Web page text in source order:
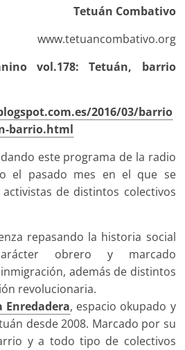
Tetuán Combativo
www.tetuancombativo.org
vol.178: Tetuán, barrio
2016/03/barrio
barrio.html
este programa de la radio
el pasado mes en el que se
de distintos colectivos
repasando la historia social
obrero y marcado
además de distintos
revolucionaria.
Enredadera, espacio okupado y
desde 2008. Marcado por su
y a todo tipo de colectivos